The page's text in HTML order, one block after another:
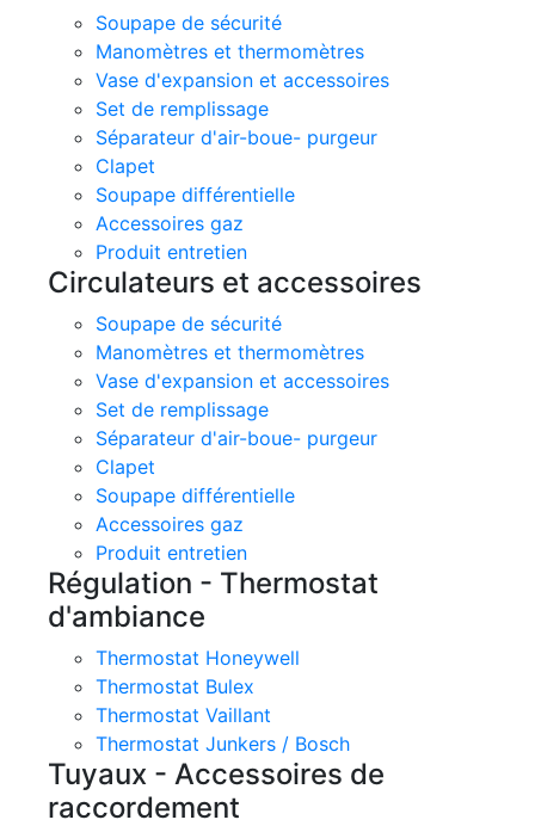
Soupape de sécurité
Manomètres et thermomètres
Vase d'expansion et accessoires
Set de remplissage
Séparateur d'air-boue- purgeur
Clapet
Soupape différentielle
Accessoires gaz
Produit entretien
Circulateurs et accessoires
Soupape de sécurité
Manomètres et thermomètres
Vase d'expansion et accessoires
Set de remplissage
Séparateur d'air-boue- purgeur
Clapet
Soupape différentielle
Accessoires gaz
Produit entretien
Régulation - Thermostat
d'ambiance
Thermostat Honeywell
Thermostat Bulex
Thermostat Vaillant
Thermostat Junkers / Bosch
Tuyaux - Accessoires de
raccordement